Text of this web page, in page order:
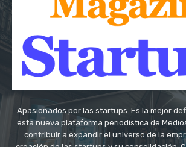
Apasionados por las startups. Es la mejor
esta nueva plataforma periodística de
contribuir a expandir el universo de la